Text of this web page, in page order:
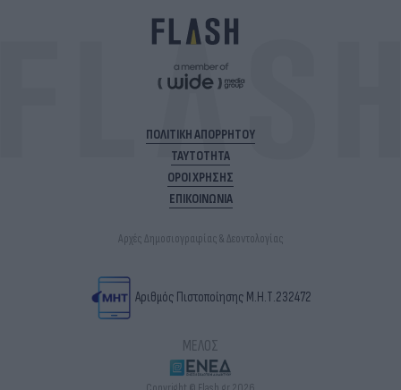
ΠΟΛΙΤΙΚΗ ΑΠΟΡΡΗΤΟΥ
ΤΑΥΤΟΤΗΤΑ
ΟΡΟΙ ΧΡΗΣΗΣ
ΕΠΙΚΟΙΝΩΝΙΑ
Αρχές Δημοσιογραφίας & Δεοντολογίας
Αριθμός Πιστοποίησης Μ.Η.Τ.232472
ΜΕΛΟΣ